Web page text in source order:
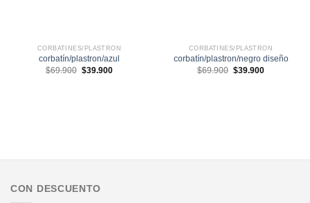
CORBATINES/PLASTRON
corbatín/plastron/azul
$69.900 El
precio
$39.900El
CORBATINES/PLASTRON
corbatín/plastron/negro diseño
$69.900 El
precio
$39.900El
CON DESCUENTO